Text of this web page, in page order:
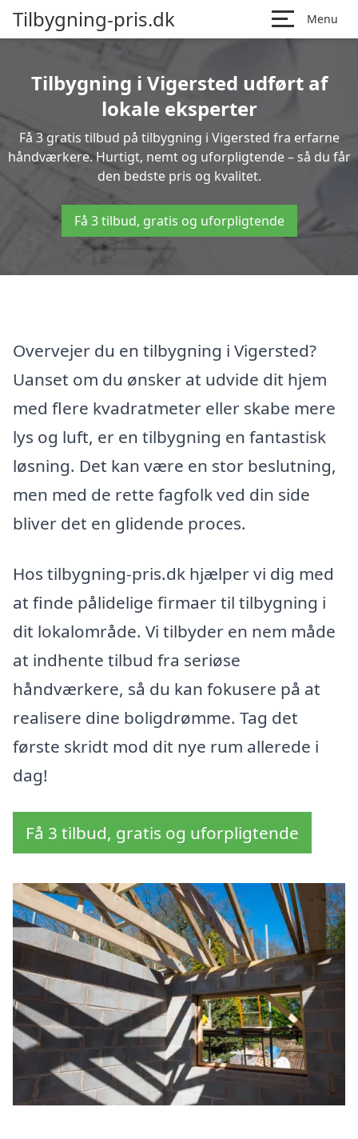
Tilbygning-pris.dk Menu
Tilbygning i Vigersted udført af
lokale eksperter
Få 3 gratis tilbud på tilbygning i Vigersted fra erfarne
håndværkere. Hurtigt, nemt og uforpligtende – så du får
den bedste pris og kvalitet.
Få 3 tilbud, gratis og uforpligtende
Overvejer du en tilbygning i Vigersted?
Uanset om du ønsker at udvide dit hjem
med flere kvadratmeter eller skabe mere
lys og luft, er en tilbygning en fantastisk
løsning. Det kan være en stor beslutning,
men med de rette fagfolk ved din side
bliver det en glidende proces.
Hos tilbygning-pris.dk hjælper vi dig med
at finde pålidelige firmaer til tilbygning i
dit lokalområde. Vi tilbyder en nem måde
at indhente tilbud fra seriøse
håndværkere, så du kan fokusere på at
realisere dine boligdrømme. Tag det
første skridt mod dit nye rum allerede i
dag!
Få 3 tilbud, gratis og uforpligtende